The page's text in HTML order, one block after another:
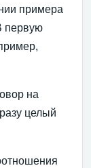
примера
первую
на
целый